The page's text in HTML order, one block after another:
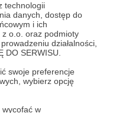
technologii
danych, dostęp do
i ich
o.o. oraz podmioty
działalności,
DO SERWISU.
swoje preferencje
wybierz opcję
w
Odpowiedz